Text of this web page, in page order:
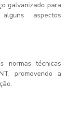
galvanizado para
aspectos
normas técnicas
promovendo a